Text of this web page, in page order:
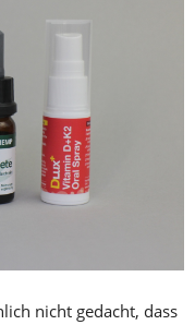
nicht gedacht, dass